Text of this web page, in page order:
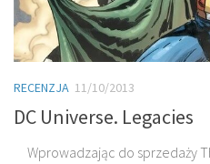
RECENZJA 11/10/2013
DC Universe. Legacies
Wprowadzając do sprzedaży